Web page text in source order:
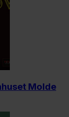
Molde